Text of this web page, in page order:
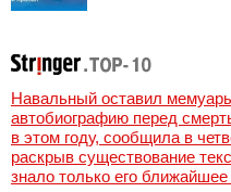
его папа нырнул и
пропал
Навальный оставил
автобиографию перед
в этом году, сообщила в
раскрыв существование
знало только его